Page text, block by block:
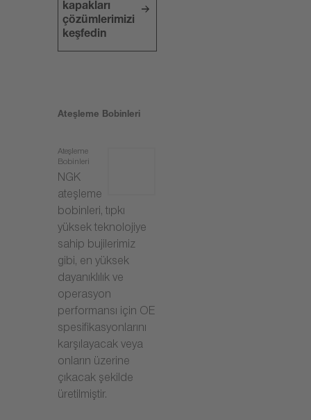
kapakları
çözümlerimizi
keşfedin
Ateşleme Bobinleri
Ateşleme
Bobinleri
NGK
ateşleme
bobinleri, tıpkı
yüksek teknolojiye
sahip bujilerimiz
gibi, en yüksek
dayanıklılık ve
operasyon
performansı için OE
spesifikasyonlarını
karşılayacak veya
onların üzerine
çıkacak şekilde
üretilmiştir.